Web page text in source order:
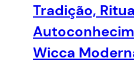
Tradição,
Wicca